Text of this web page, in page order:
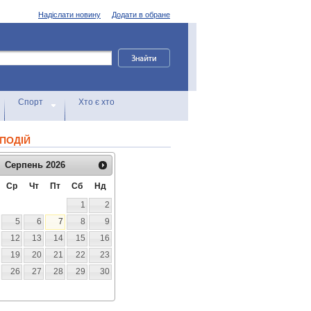
Додати в обране
Надіслати новину
Спорт Хто є хто
Серпень 2026
Ср Чт Пт Сб
Нд
1
2
5 6 7 8
9
12 13 14 15
16
19 20 21 22
23
26 27 28 29
30